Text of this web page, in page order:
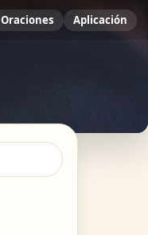
Oraciones Aplicación